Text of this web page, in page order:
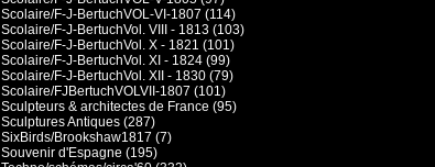
Scolaire/F-J-BertuchVOL-VI-1807 (114)
Scolaire/F-J-BertuchVol. VIII - 1813 (103)
Scolaire/F-J-BertuchVol. X - 1821 (101)
Scolaire/F-J-BertuchVol. XI - 1824 (99)
Scolaire/F-J-BertuchVol. XII - 1830 (79)
Scolaire/FJBertuchVOLVII-1807 (101)
Sculpteurs & architectes de France (95)
Sculptures Antiques (287)
SixBirds/Brookshaw1817 (7)
Souvenir d'Espagne (195)